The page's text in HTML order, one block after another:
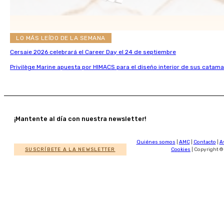
LO MÁS LEÍDO DE LA SEMANA
Cersaie 2026 celebrará el Career Day el 24 de septiembre
Privilège Marine apuesta por HIMACS para el diseño interior de sus
¡Mantente al día con nuestra newsletter!
SUSCRÍBETE A LA NEWSLETTER
Quiénes somos AMC| Contacto
Cookies | Copyright